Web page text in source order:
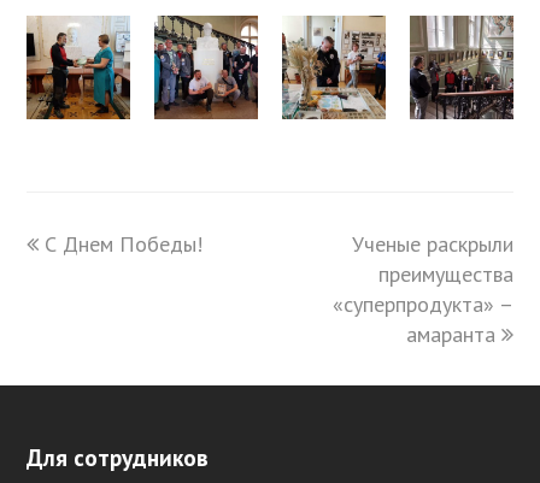
previous
С Днем Победы!
next
post:
Ученые раскрыли
преимущества
«суперпродукта» –
амаранта
Для сотрудников